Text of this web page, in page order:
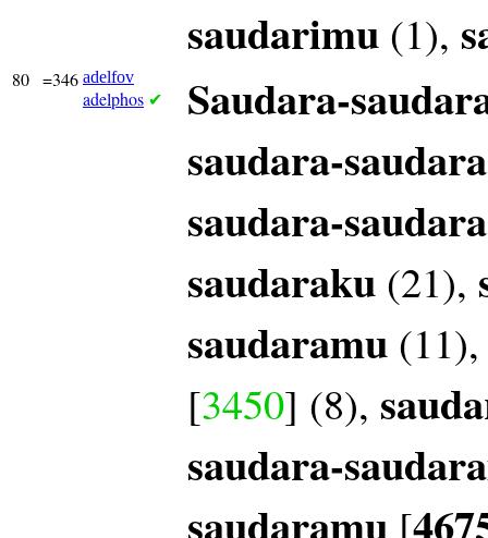
saudarimu (1),
80 =346 adelfov
adelphos ✔
Saudara-
saudara-saudara
saudara-saudara
saudaraku (21),
saudaramu
[3450] (8),
saudara-
saudaramu [